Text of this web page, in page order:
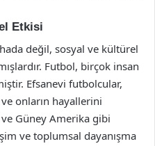
Etkisi
değil, sosyal ve kültürel
Futbol, birçok insan
Efsanevi futbolcular,
onların hayallerini
Güney Amerika gibi
ve toplumsal dayanışma